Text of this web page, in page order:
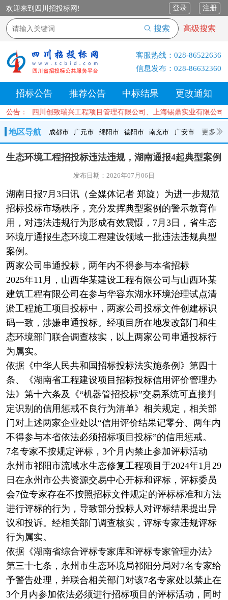
欢迎来到四川招投标网! 登录 注册
搜索 高级搜索
客服热线： 028-86522636
信息发布： 028-86632360
招标公告 推荐公告 中标结果 更改通知
公告： 川创致瑞兴工程项目管理有限公司、上海锡鼎实业有
地区导航 成都市 广元市 绵阳市 德阳市 南充市 广安市 更多
成都市 广元市 绵阳市 德阳市 南充市 广安市
遂宁市
生态环境工程招投标违法违规，湖南通报4起典型案例
发布日期：2026年07月06日
湖南日报7月3日讯（全媒体记者 郑旋）为进一步规范
招标投标市场秩序，充分发挥典型案例的警示教育作
用，对违法违规行为形成有效震慑，7月3日，省生态
环境厅通报生态环境工程建设领域一批违法违规典型
案例。
两家公司串通投标，两年内不得参与本省招标
2025年11月，山西华某建设工程有限公司与山西环某
建筑工程有限公司在参与华容东湖水环境治理试点清
淤工程施工项目投标中，两家公司投标文件创建标识
码一致，涉嫌串通投标。经项目所在地发改部门和生
态环境部门联合调查核实，以上两家公司串通投标行
为属实。
依据《中华人民共和国招标投标法实施条例》第四十
条、《湖南省工程建设项目招标投标信用评价管理办
法》第十六条及《“机器管招投标”交易系统可直接判
定识别的信用惩戒不良行为清单》相关规定，相关部
门对上述两家企业处以“信用评价结果记零分、两年内
不得参与本省依法必须招标项目投标”的信用惩戒。
7名专家不按规定评标，3个月内禁止参加评标活动
永州市祁阳市流域水生态修复工程项目于2024年1月29
日在永州市公共资源交易中心开标和评标，评标委员
会7位专家存在不按照招标文件规定的评标标准和方法
进行评标的行为，导致部分投标人对评标结果提出异
议和投诉。经相关部门调查核实，评标专家违规评标
行为属实。
依据《湖南省综合评标专家库和评标专家管理办法》
第三十七条，永州市生态环境局祁阳分局对7名专家给
予警告处理，并联合相关部门对该7名专家处以禁止在
3个月内参加依法必须进行招标项目的评标活动，同时